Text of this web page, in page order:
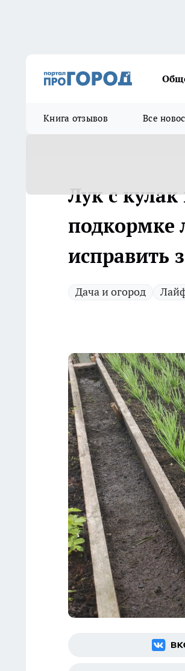
Книга отзывов Все
Лук с
подкормке
исправить
Дача и огород